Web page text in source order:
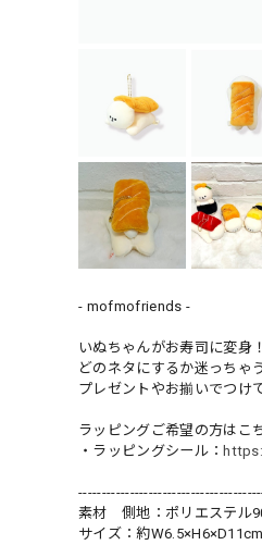
- mofmofriends -
いぬちゃんがお寿司に変身
どのネタにするか迷っちゃ
プレゼントやお揃いでつけ
ラッピングご希望の方はこ
・ラッピングシール：
素材 側地：ポリエステル
サイズ：約W6.5×H6×D11cm